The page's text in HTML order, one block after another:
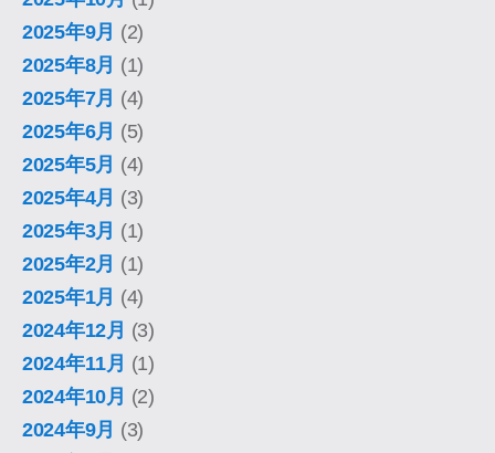
2025年9月 (2)
2025年8月 (1)
2025年7月 (4)
2025年6月 (5)
2025年5月 (4)
2025年4月 (3)
2025年3月 (1)
2025年2月 (1)
2025年1月 (4)
2024年12月 (3)
2024年11月 (1)
2024年10月 (2)
2024年9月 (3)